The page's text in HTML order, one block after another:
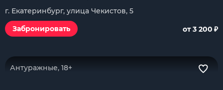
г. Екатеринбург, улица Чекистов, 5
Забронировать
от 3 200 ₽
Антуражные, 18+